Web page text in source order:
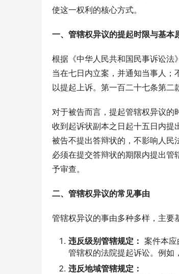
使这一权利的核心方式。
一、管辖权异议的提起时限与基本
根据《中华人民共和国民事诉讼法
当在七日内立案，并通知当事人
以提起上诉。第一百二十七条第二
对于被告而言，提起管辖权异议的
收到起诉状副本之日起十五日内提
被告不提出答辩状的，不影响人民
必须在提交答辩状的期限内提出
予审查。
二、管辖权异议的常见事由
管辖权异议的事由多种多样，主要
违反级别管辖规定： 案件本
管辖权的法院提起诉讼。例如
违反地域管辖规定：